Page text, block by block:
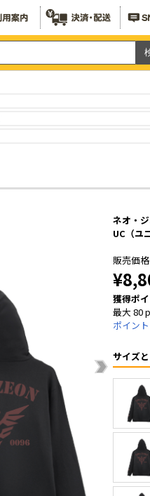
ネオ・
UC（ユ
販売価格
獲得ポ
最大 80
ポイン
サイズ